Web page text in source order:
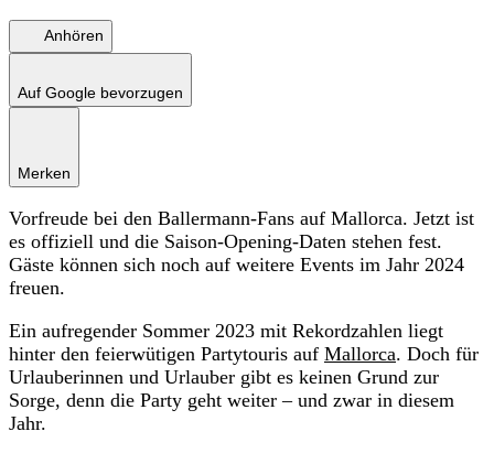
Anhören
Auf Google bevorzugen
Merken
Vorfreude bei den Ballermann-Fans auf Mallorca. Jetzt ist
es offiziell und die Saison-Opening-Daten stehen fest.
Gäste können sich noch auf weitere Events im Jahr 2024
freuen.
Ein aufregender Sommer 2023 mit Rekordzahlen liegt
hinter den feierwütigen Partytouris auf Mallorca. Doch für
Urlauberinnen und Urlauber gibt es keinen Grund zur
Sorge, denn die Party geht weiter – und zwar in diesem
Jahr.